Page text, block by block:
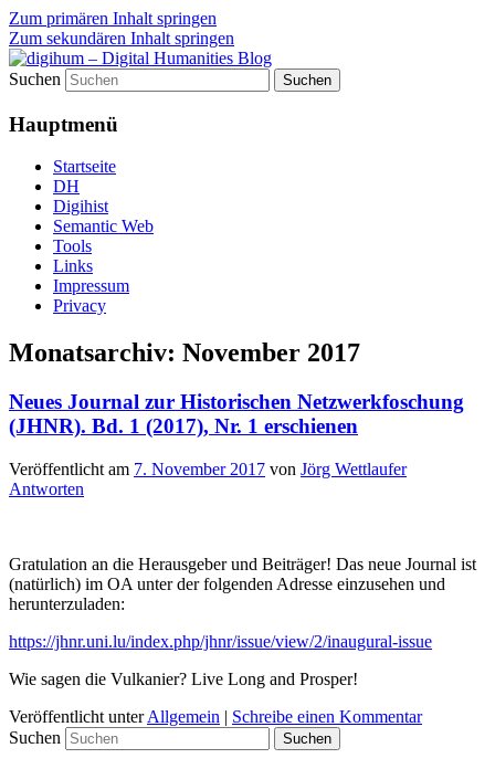
Zum primären Inhalt springen
Zum sekundären Inhalt springen
digihum – Digital Humanities
Blog
fibri (find&bring) goes digital humanities
Suchen
Hauptmenü
Startseite
DH
Digihist
Semantic Web
Tools
Links
Impressum
Privacy
Monatsarchiv: November 2017
Neues Journal zur Historischen Netzwerkfoschung
(JHNR). Bd. 1 (2017), Nr. 1 erschienen
Veröffentlicht am 7. November 2017 von Jörg Wettlaufer
Antworten
Gratulation an die Herausgeber und Beiträger! Das neue Journal ist
(natürlich) im OA unter der folgenden Adresse einzusehen und
herunterzuladen:
https://jhnr.uni.lu/index.php/jhnr/issue/view/2/inaugural-issue
Wie sagen die Vulkanier? Live Long and Prosper!
Veröffentlicht unter Allgemein | Schreibe einen Kommentar
Suchen